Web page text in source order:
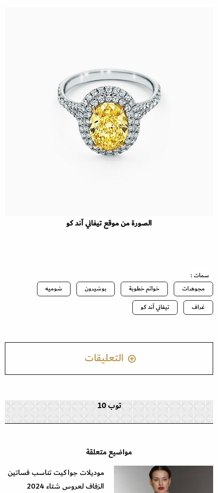
الصورة من موقع تيفاني آند كو
سمات :
مجوهرات
خواتم خطوبة بوشيرون
شوميه
غراف
تيفاني آند كو
التعليقات
توب 10
مواضيع متعلقة
موديلات جواكيت تناسب فساتين
الزفاف لعروس شتاء 2024